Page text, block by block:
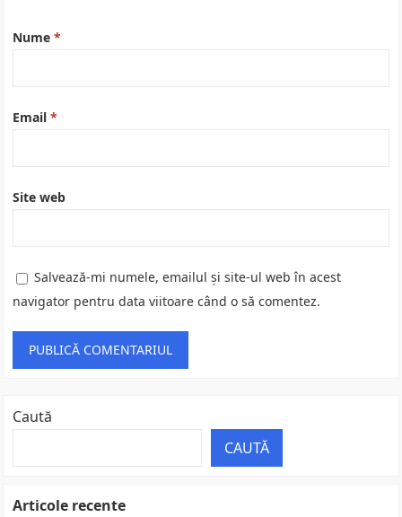
Nume*
Email*
Site web
Salvează-mi numele, emailul și site-ul web în acest
navigator pentru data viitoare când o să comentez.
Caută
CAUTĂ
Articole recente